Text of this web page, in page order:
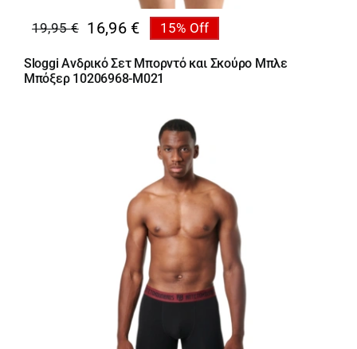
19,95€
Original
price
was:
16,96 €
Η
τρέχουσα
τιμή
15% Off
Sloggi Ανδρικό Σετ Μπορντό και Σκούρο Μπλε
Μπόξερ 10206968-M021